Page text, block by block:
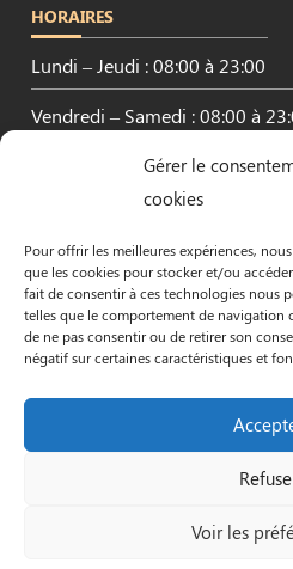
Gérer le
cookies
Pour offrir les meilleures expériences,
que les cookies pour stocker et/ou
fait de consentir à ces technologies nous
telles que le comportement de navigation
de ne pas consentir ou de retirer son
négatif sur certaines caractéristiques et
Voir les
HORAIRES
Lundi – Jeudi : 08:00 à 23:00
Vendredi – Samedi : 08:00 à
Dimanche : Fermé
INFORMATIONS
53 Av. de la République, 44600
02 28 54 95 62
Mentions Légales